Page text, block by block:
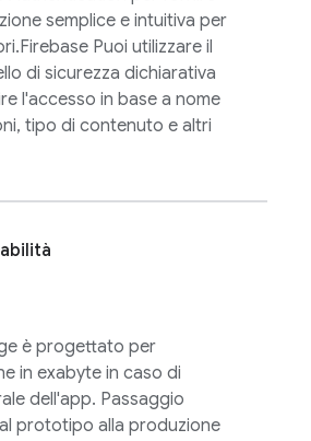
semplice e intuitiva per
Firebase Puoi utilizzare il
di sicurezza dichiarativa
l'accesso in base a nome
tipo di contenuto e altri
è progettato per
in exabyte in caso di
dell'app. Passaggio
prototipo alla produzione